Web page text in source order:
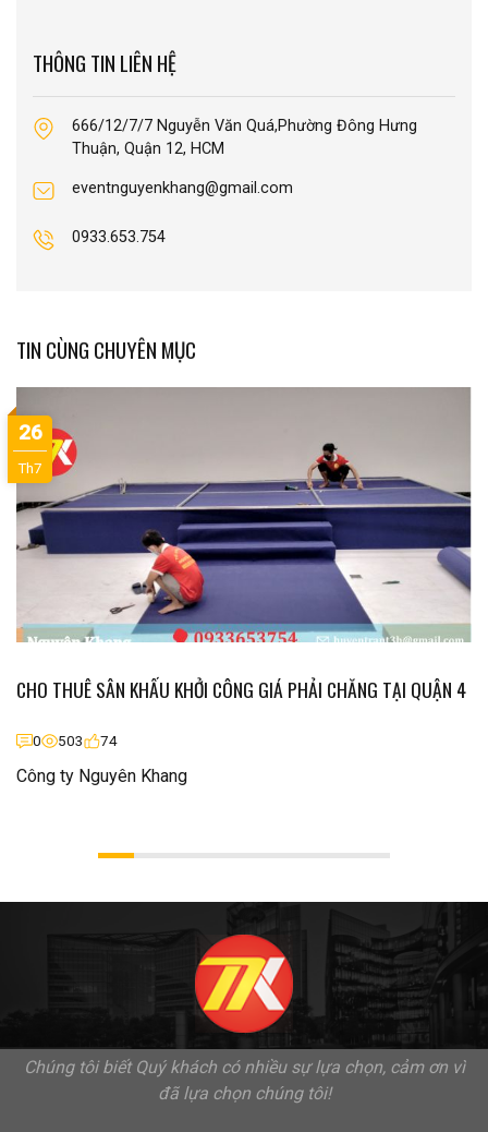
THÔNG TIN LIÊN HỆ
666/12/7/7 Nguyễn Văn Quá,Phường Đông Hưng
Thuận, Quận 12, HCM
eventnguyenkhang@gmail.com
0933.653.754
TIN CÙNG CHUYÊN MỤC
CHO THUÊ SÂN KHẤU KHỞI CÔNG GIÁ PHẢI CHĂNG TẠI QUẬN 4
0 503 74
Công ty Nguyên Khang
26
Th7
Chúng tôi biết Quý khách có nhiều sự lựa chọn, cảm ơn vì
đã lựa chọn chúng tôi!